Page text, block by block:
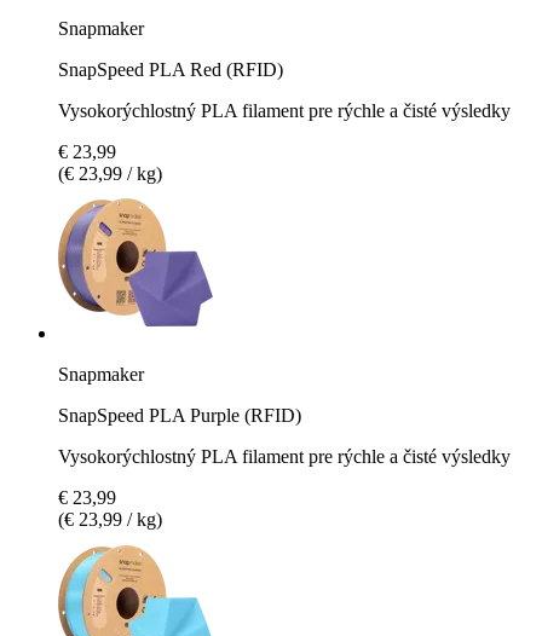
Snapmaker
SnapSpeed PLA Red (RFID)
Vysokorýchlostný PLA filament pre rýchle a čisté výsledky
€ 23,99
(€ 23,99 / kg)
Snapmaker
SnapSpeed PLA Purple (RFID)
Vysokorýchlostný PLA filament pre rýchle a čisté výsledky
€ 23,99
(€ 23,99 / kg)